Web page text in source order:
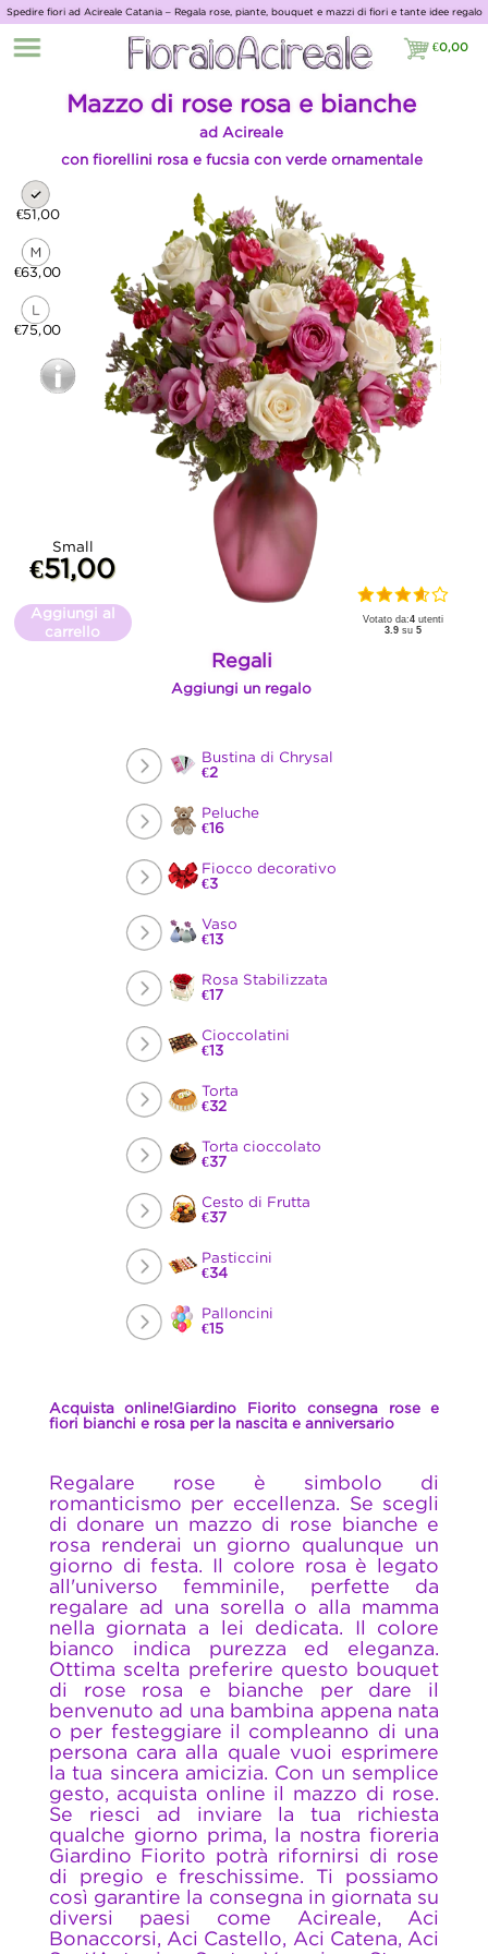
Spedire fiori ad Acireale Catania – Regala rose, piante, bouquet e mazzi di fiori e tante idee regalo
con Giardino Fiorito
€0,00
€0,00
Mazzo di rose rosa e bianche
ad Acireale
con fiorellini rosa e fucsia con verde ornamentale
€51,00
€63,00
€75,00
Small
€51,00
Aggiungi al
carrello
Votato da:4 utenti
3.9 su5
Regali
Aggiungi un regalo
Bustina di Chrysal
€2
Peluche
€16
Fiocco decorativo
€3
Vaso
€13
Rosa Stabilizzata
€17
Cioccolatini
€13
Torta
€32
Torta cioccolato
€37
Cesto di Frutta
€37
Pasticcini
€34
Palloncini
€15
Acquista online!Giardino Fiorito consegna rose e
fiori bianchi e rosa per la nascita e anniversario
Regalare rose è simbolo di
romanticismo per eccellenza. Se scegli
di donare un mazzo di rose bianche e
rosa renderai un giorno qualunque un
giorno di festa. Il colore rosa è legato
all'universo femminile, perfette da
regalare ad una sorella o alla mamma
nella giornata a lei dedicata. Il colore
bianco indica purezza ed eleganza.
Ottima scelta preferire questo bouquet
di rose rosa e bianche per dare il
benvenuto ad una bambina appena nata
o per festeggiare il compleanno di una
persona cara alla quale vuoi esprimere
la tua sincera amicizia. Con un semplice
gesto, acquista online il mazzo di rose.
Se riesci ad inviare la tua richiesta
qualche giorno prima, la nostra fioreria
Giardino Fiorito potrà rifornirsi di rose
di pregio e freschissime. Ti possiamo
così garantire la consegna in giornata su
diversi paesi come Acireale, Aci
Bonaccorsi, Aci Castello, Aci Catena, Aci